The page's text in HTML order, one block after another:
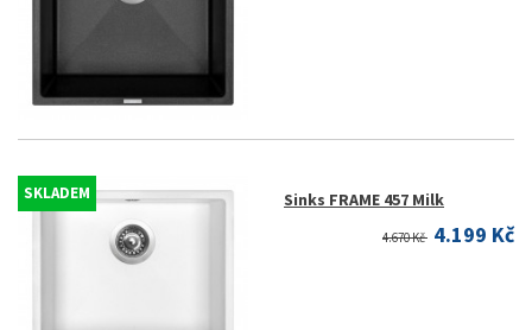
SKLADEM Sinks FRAME 457 Milk
4.670 Kč 4.199 Kč